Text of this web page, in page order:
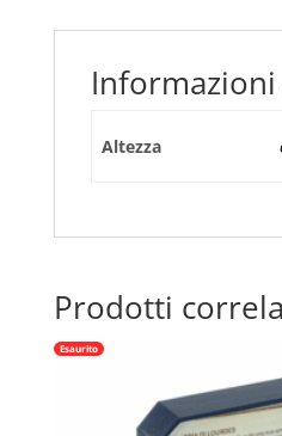
quantità
Altezza
Prodotti
Esaurito